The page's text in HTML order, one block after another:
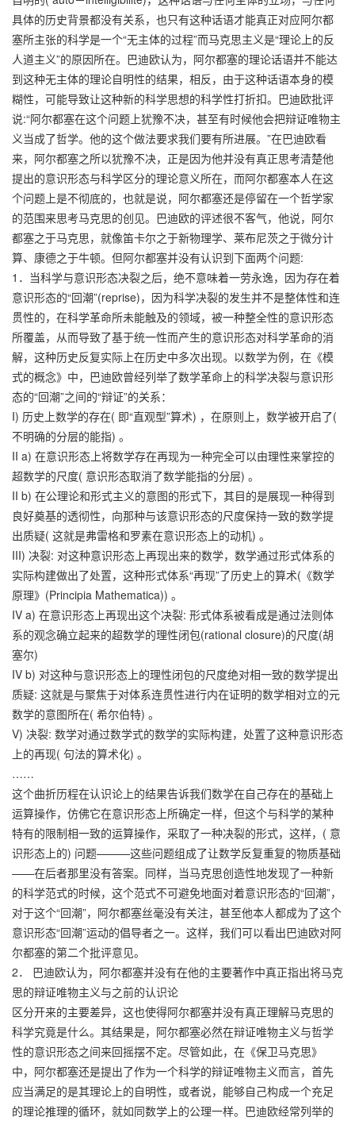
具体的历史背景都没有关系，也只有这种话语才能真正对应阿尔都
塞所主张的科学是一个“无主体的过程”而马克思主义是“理论上的反
人道主义”的原因所在。巴迪欧认为，阿尔都塞的理论话语并不能达
到这种无主体的理论自明性的结果，相反，由于这种话语本身的模
糊性，可能导致让这种新的科学思想的科学性打折扣。巴迪欧批评
说:“阿尔都塞在这个问题上犹豫不决，甚至有时候他会把辩证唯物主
义当成了哲学。他的这个做法要求我们要有所进展。”在巴迪欧看
来，阿尔都塞之所以犹豫不决，正是因为他并没有真正思考清楚他
提出的意识形态与科学区分的理论意义所在，而阿尔都塞本人在这
个问题上是不彻底的，也就是说，阿尔都塞还是停留在一个哲学家
的范围来思考马克思的创见。巴迪欧的评述很不客气，他说，阿尔
都塞之于马克思，就像笛卡尔之于新物理学、莱布尼茨之于微分计
算、康德之于牛顿。但阿尔都塞并没有认识到下面两个问题:
1．当科学与意识形态决裂之后，绝不意味着一劳永逸，因为存在着
意识形态的“回潮”(reprise)，因为科学决裂的发生并不是整体性和连
贯性的，在科学革命所未能触及的领域，被一种整全性的意识形态
所覆盖，从而导致了基于统一性而产生的意识形态对科学革命的消
解，这种历史反复实际上在历史中多次出现。以数学为例，在《模
式的概念》中，巴迪欧曾经列举了数学革命上的科学决裂与意识形
态的“回潮”之间的“辩证”的关系：
I) 历史上数学的存在( 即“直观型”算术) ，在原则上，数学被开启了(
不明确的分层的能指) 。
II a) 在意识形态上将数学存在再现为一种完全可以由理性来掌控的
超数学的尺度( 意识形态取消了数学能指的分层) 。
II b) 在公理论和形式主义的意图的形式下，其目的是展现一种得到
良好奠基的透彻性，向那种与该意识形态的尺度保持一致的数学提
出质疑( 这就是弗雷格和罗素在意识形态上的动机) 。
III) 决裂: 对这种意识形态上再现出来的数学，数学通过形式体系的
实际构建做出了处置，这种形式体系“再现”了历史上的算术(《数学
原理》(Principia Mathematica)) 。
IV a) 在意识形态上再现出这个决裂: 形式体系被看成是通过法则体
系的观念确立起来的超数学的理性闭包(rational closure)的尺度(胡
塞尔)
IV b) 对这种与意识形态上的理性闭包的尺度绝对相一致的数学提出
质疑: 这就是与聚焦于对体系连贯性进行内在证明的数学相对立的元
数学的意图所在( 希尔伯特) 。
V) 决裂: 数学对通过数学式的数学的实际构建，处置了这种意识形态
上的再现( 句法的算术化) 。
……
这个曲折历程在认识论上的结果告诉我们数学在自己存在的基础上
运算操作，仿佛它在意识形态上所确定一样，但这个与科学的某种
特有的限制相一致的运算操作，采取了一种决裂的形式，这样，( 意
识形态上的) 问题———这些问题组成了让数学反复重复的物质基础
——在后者那里没有答案。同样，当马克思创造性地发现了一种新
的科学范式的时候，这个范式不可避免地面对着意识形态的“回潮”，
对于这个“回潮”，阿尔都塞丝毫没有关注，甚至他本人都成为了这个
意识形态“回潮”运动的倡导者之一。这样，我们可以看出巴迪欧对阿
尔都塞的第二个批评意见。
2． 巴迪欧认为，阿尔都塞并没有在他的主要著作中真正指出将马克
思的辩证唯物主义与之前的认识论
区分开来的主要差异，这也使得阿尔都塞并没有真正理解马克思的
科学究竟是什么。其结果是，阿尔都塞必然在辩证唯物主义与哲学
性的意识形态之间来回摇摆不定。尽管如此，在《保卫马克思》
中，阿尔都塞还是提出了作为一个科学的辩证唯物主义而言，首先
应当满足的是其理论上的自明性，或者说，能够自己构成一个充足
的理论推理的循环，就如同数学上的公理一样。巴迪欧经常列举的